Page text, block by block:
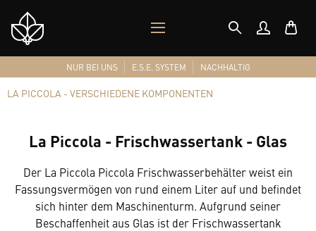
Shop
Logo
MOBILES
MENÜ
NUR BEI UNS E.S.E. SYSTEM NACHHALTIG
LA PICCOLA - VERSCHIEDENE KOMPONENTEN
La Piccola - Frischwassertank - Glas
Der La Piccola Piccola Frischwasserbehälter weist ein
Fassungsvermögen von rund einem Liter auf und befindet
sich hinter dem Maschinenturm. Aufgrund seiner
Beschaffenheit aus Glas ist der Frischwassertank